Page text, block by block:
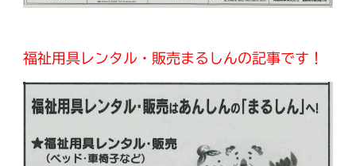
福祉用具レンタル・販売まるしんの記事です！